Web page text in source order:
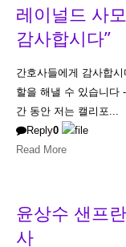
레이널드 사
감사합시다”
간호사들에게 감사합
할을 해낼 수 있습니다
간 동안 저는 캘리포...
Reply0
Read More
윤상수 샌프
사